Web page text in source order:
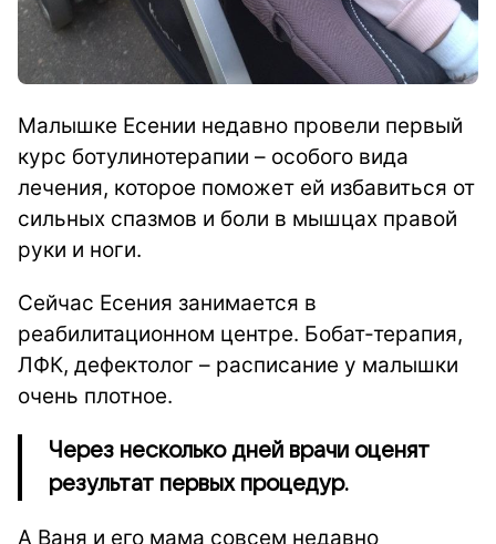
Малышке Есении недавно провели первый
курс ботулинотерапии – особого вида
лечения, которое поможет ей избавиться от
сильных спазмов и боли в мышцах правой
руки и ноги.
Сейчас Есения занимается в
реабилитационном центре. Бобат-терапия,
ЛФК, дефектолог – расписание у малышки
очень плотное.
Через несколько дней врачи оценят
результат первых процедур.
А Ваня и его мама совсем недавно